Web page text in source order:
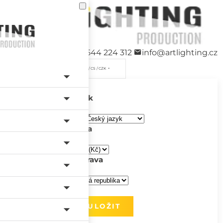
+420 544 224 312 info@artlighting.cz
/ CS / CZK
Jazyk
Měna
Doprava